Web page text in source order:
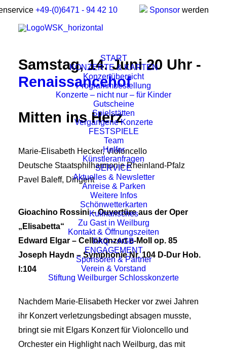
+49-(0)6471 - 94 42 10 Sponsor werden
START
KONZERTE & KARTEN
Konzertübersicht
Programmbestellung
Konzerte – nicht nur – für Kinder
Gutscheine
Spielstätten
Vergangene Konzerte
FESTSPIELE
Team
Helfer
Künstleranfragen
SERVICE
Aktuelles & Newsletter
Anreise & Parken
Weitere Infos
Schönwetterkarten
Kulinarisches
Zu Gast in Weilburg
Kontakt & Öffnungszeiten
FAQ – AGB
ENGAGEMENT
Sponsoren & Partner
Verein & Vorstand
Stiftung Weilburger Schlosskonzerte
Samstag, 14. Juni 20 Uhr -
Renaissancehof
Mitten ins Herz
Marie-Elisabeth Hecker, Violoncello
Deutsche Staatsphilharmonie Rheinland-Pfalz
Pavel Baleff, Dirigent
Gioachino Rossini – Ouvertüre aus der Oper
„Elisabetta“
Edward Elgar – Cellokonzert e-Moll op. 85
Joseph Haydn – Symphonie Nr. 104 D-Dur Hob.
I:104
Nachdem Marie-Elisabeth Hecker vor zwei Jahren
ihr Konzert verletzungsbedingt absagen musste,
bringt sie mit Elgars Konzert für Violoncello und
Orchester ein Highlight nach Weilburg, das mit